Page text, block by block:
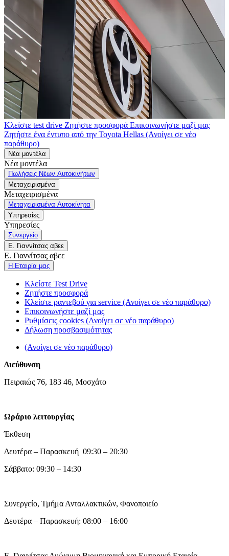
Κλείστε test drive Ζητήστε προσφορά Επικοινωνήστε μαζί μας
Ζητήστε ένα έντυπο από την Toyota Hellas (Ανοίγει σε νέο
παράθυρο)
Νέα μοντέλα
Νέα μοντέλα
Πωλήσεις Νέων Αυτοκινήτων
Μεταχειρισμένα
Μεταχειρισμένα
Μεταχειρισμένα Αυτοκίνητα
Υπηρεσίες
Υπηρεσίες
Συνεργείο
Ε. Γιαννίτσας αβεε
Ε. Γιαννίτσας αβεε
Η Εταιρία μας
Κλείστε Test Drive
Ζητήστε προσφορά
Κλείστε ραντεβού για service (Ανοίγει σε νέο παράθυρο)
Επικοινωνήστε μαζί μας
Ρυθμίσεις cookies (Ανοίγει σε νέο παράθυρο)
Δήλωση προσβασιμότητας
(Ανοίγει σε νέο παράθυρο)
Διεύθυνση
Πειραιώς 76, 183 46, Μοσχάτο
Ωράριο λειτουργίας
Έκθεση
Δευτέρα – Παρασκευή 09:30 – 20:30
Σάββατο: 09:30 – 14:30
Συνεργείο, Τμήμα Ανταλλακτικών, Φανοποιείο
Δευτέρα – Παρασκευή: 08:00 – 16:00